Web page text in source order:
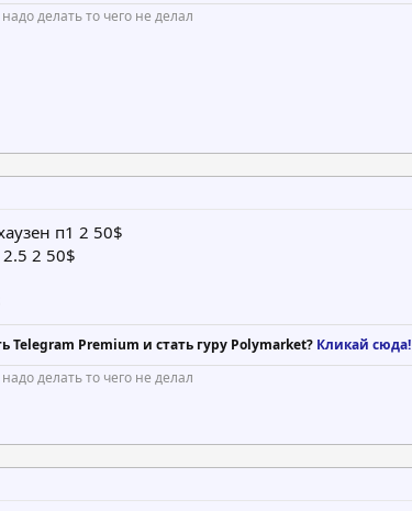
делать то чего не делал
п1 2 50$
2 50$
Telegram Premium и стать гуру Polymarket? Кликай сюда!
делать то чего не делал